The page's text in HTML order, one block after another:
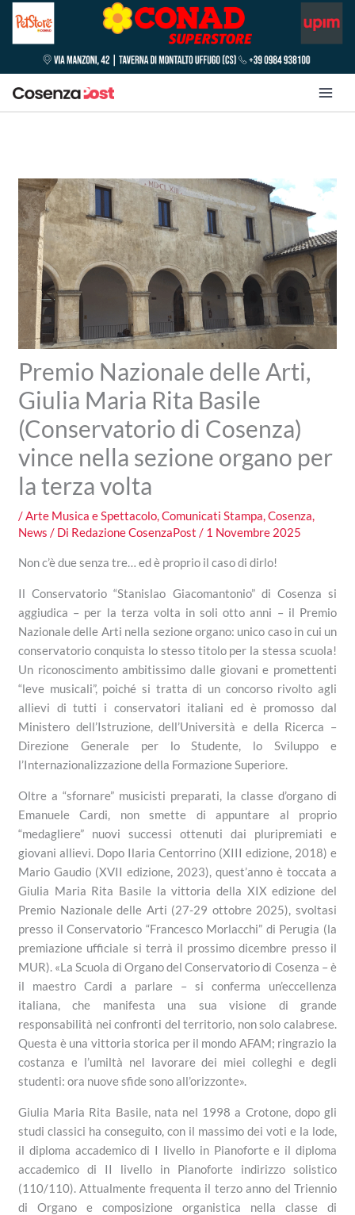
Premio Nazionale delle Arti,
Giulia Maria Rita Basile
(Conservatorio di Cosenza)
vince nella sezione organo per
la terza volta
/ Arte Musica e Spettacolo ,Comunicati Stampa ,Cosenza
News / Di Redazione CosenzaPost / 1 Novembre 2025
Non c’è due senza tre… ed è proprio il caso di dirlo!
Il Conservatorio “Stanislao Giacomantonio” di Cosenza si
aggiudica – per la terza volta in soli otto anni – il Premio
Nazionale delle Arti nella sezione organo: unico caso in cui un
conservatorio conquista lo stesso titolo per la stessa scuola!
Un riconoscimento ambitissimo dalle giovani e promettenti
“leve musicali”, poiché si tratta di un concorso rivolto agli
allievi di tutti i conservatori italiani ed è promosso dal
Ministero dell’Istruzione, dell’Università e della Ricerca –
Direzione Generale per lo Studente, lo Sviluppo e
l’Internazionalizzazione della Formazione Superiore.
Oltre a “sfornare” musicisti preparati, la classe d’organo di
Emanuele Cardi, non smette di appuntare al proprio
“medagliere” nuovi successi ottenuti dai pluripremiati e
giovani allievi. Dopo Ilaria Centorrino (XIII edizione, 2018) e
Mario Gaudio (XVII edizione, 2023), quest’anno è toccata a
Giulia Maria Rita Basile la vittoria della XIX edizione del
Premio Nazionale delle Arti (27-29 ottobre 2025), svoltasi
presso il Conservatorio “Francesco Morlacchi” di Perugia (la
premiazione ufficiale si terrà il prossimo dicembre presso il
MUR). «La Scuola di Organo del Conservatorio di Cosenza – è
il maestro Cardi a parlare – si conferma un’eccellenza
italiana, che manifesta una sua visione di grande
responsabilità nei confronti del territorio, non solo calabrese.
Questa è una vittoria storica per il mondo AFAM; ringrazio la
costanza e l’umiltà nel lavorare dei miei colleghi e degli
studenti: ora nuove sfide sono all’orizzonte».
Giulia Maria Rita Basile, nata nel 1998 a Crotone, dopo gli
studi classici ha conseguito, con il massimo dei voti e la lode,
il diploma accademico di I livello in Pianoforte e il diploma
accademico di II livello in Pianoforte indirizzo solistico
(110/110). Attualmente frequenta il terzo anno del Triennio
di Organo e composizione organistica nella classe di